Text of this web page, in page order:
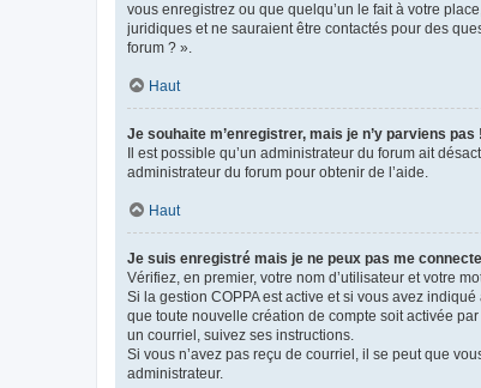
vous enregistrez ou que quelqu’un le fait à votre
juridiques et ne sauraient être contactés pour des
forum ? ».
Haut
Je souhaite m’enregistrer, mais je n’y parviens pas !
Il est possible qu’un administrateur du forum ait
administrateur du forum pour obtenir de l’aide.
Haut
Je suis enregistré mais je ne peux pas me
Vérifiez, en premier, votre nom d’utilisateur et votre
Si la gestion COPPA est active et si vous avez
que toute nouvelle création de compte soit activée
un courriel, suivez ses instructions.
Si vous n’avez pas reçu de courriel, il se peut que
administrateur.